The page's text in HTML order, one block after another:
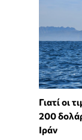
Γιατί οι
200
Ιράν